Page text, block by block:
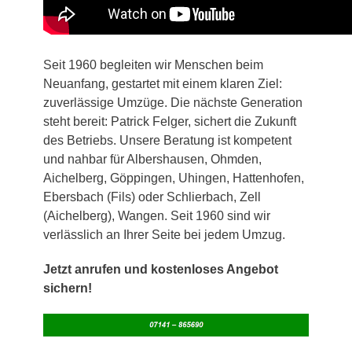
Seit 1960 begleiten wir Menschen beim
Neuanfang, gestartet mit einem klaren Ziel:
zuverlässige Umzüge. Die nächste Generation
steht bereit: Patrick Felger, sichert die Zukunft
des Betriebs. Unsere Beratung ist kompetent
und nahbar für Albershausen, Ohmden,
Aichelberg, Göppingen, Uhingen, Hattenhofen,
Ebersbach (Fils) oder Schlierbach, Zell
(Aichelberg), Wangen. Seit 1960 sind wir
verlässlich an Ihrer Seite bei jedem Umzug.
Jetzt anrufen und kostenloses Angebot
sichern!